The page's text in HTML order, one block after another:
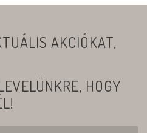
AKCIÓKAT,
HOGY